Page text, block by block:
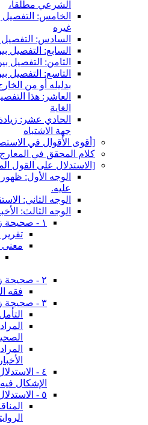
الشرعي مطلقا،
الخامس: التفصيل
غيره
السادس: التفصيل
السابع: التفصيل
الثامن: التفصيل
التاسع: التفصيل
بدليله أو من الخارج
العاشر: هذا
الغاية
الحادي عشر:
جهة الاشتباه
[أقوى الأقوال في
كلام المحقق في المعارج:
[الاستدلال على القول
الوجه الأول: ظهور
عليه.
الوجه الثاني:
الوجه الثالث:
١ - صحيحة زرارة الاولى:
تقرير
معنى
٢ - صحيحة زرارة الثانية:
فقه
٣ - صحيحة زرارة الثالثة:
التأمل
المراد
المراد
الأخبار:
٤ -
الإشكال فيه:
٥ - الاستدلال برواية الخصال و رواية اخرى: